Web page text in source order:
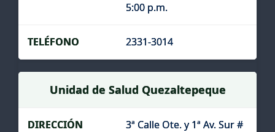
5:00 p.m.
2331-3014
Unidad de Salud Quezaltepeque
3ª Calle Ote. y 1ª Av. Sur #